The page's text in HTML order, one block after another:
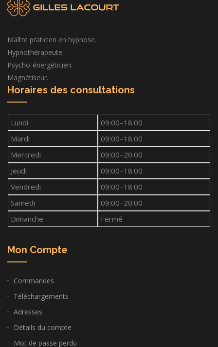
Maître praticien en hypnose.
Hypnothérapeute.
Psycho-énergéticien.
Magnétiseur.
Horaires des consultations
Lundi
09:00–18:00
Mardi
09:00–18:00
Mercredi
09:00–20:00
Jeudi
09:00–18:00
Vendredi
09:00–18:00
Samedi
09:00–20:00
Dimanche
Fermé
Mon Compte
Commandes
Téléchargements
Adresses
Détails du compte
Mot de passe perdu